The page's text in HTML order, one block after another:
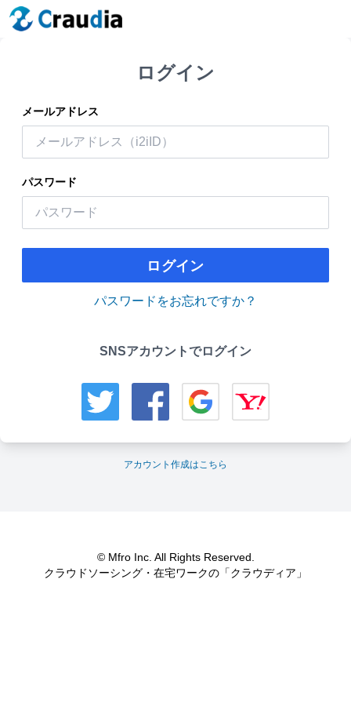
ログイン
メールアドレス
パスワード
ログイン
パスワードをお忘れですか？
SNSアカウントでログイン
アカウント作成はこちら
© Mfro Inc. All Rights Reserved.
クラウドソーシング・在宅ワークの「クラウディア」